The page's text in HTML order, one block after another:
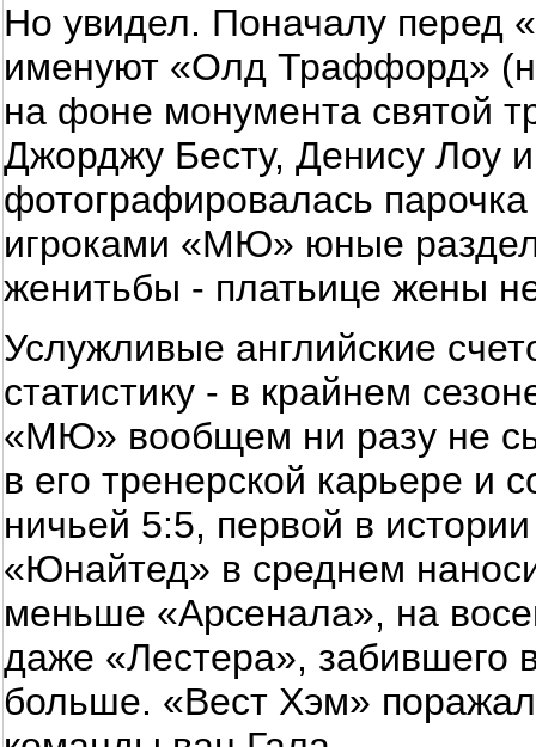
Но увидел. Поначалу перед
именуют «Олд Траффорд»
на фоне монумента cвятой
Джорджу Бесту, Денису Лоу
фотографировалась
игроками «МЮ» юные
женитьбы - платьице жены
Услужливые английские
статистику - в крайнем
«МЮ» вообщем ни разу не
в его тренерской карьере и
ничьей 5:5, первой в
«Юнайтед» в среднем
меньше «Арсенала», на
даже «Лестера», забившего
больше. «Вест Хэм»